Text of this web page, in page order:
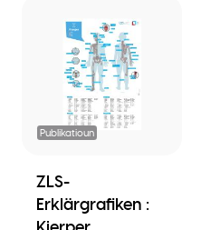
Publikatioun
ZLS-
Erklärgrafiken :